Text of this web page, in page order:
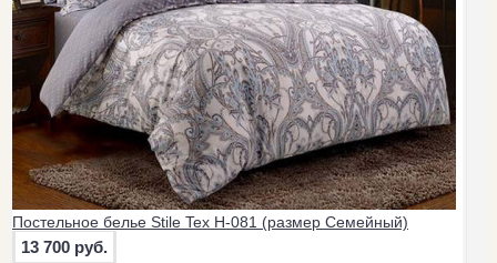
Постельное белье Stile Tex H-081 (размер Семейный)
13 700 руб.